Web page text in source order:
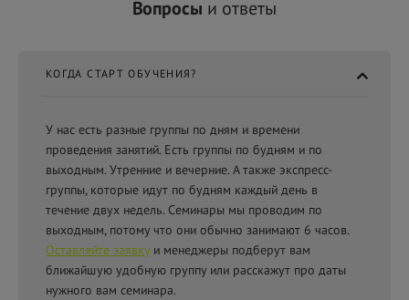
Вопросы и ответы
КОГДА СТАРТ ОБУЧЕНИЯ?
У нас есть разные группы по дням и времени
проведения занятий. Есть группы по будням и по
выходным. Утренние и вечерние. А также экспресс-
группы, которые идут по будням каждый день в
течение двух недель. Семинары мы проводим по
выходным, потому что они обычно занимают 6 часов.
Оставляйте заявкуи менеджеры подберут вам
ближайшую удобную группу или расскажут про даты
нужного вам семинара.